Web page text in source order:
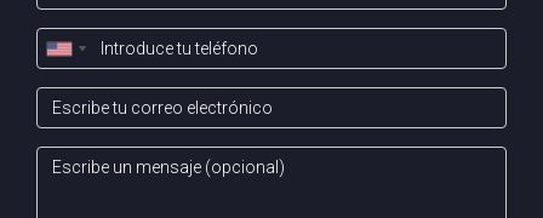
esencial para lograr una venta exitosa en Pamplona.
Aprender sobre las dinámicas del mercado local te
permitirá tomar decisiones informadas que beneficiarán
tus intereses como vendedor. Si tienes dudas o necesitas